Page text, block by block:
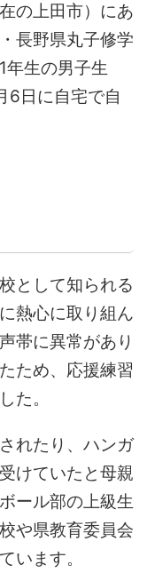
の上田市）にあ
長野県丸子修学
年生の男子生
6日に自宅で自
として知られる
熱心に取り組ん
帯に異常があり
ため、応援練習
た。
れたり、ハンガ
けていたと母親
ール部の上級生
や県教育委員会
います。